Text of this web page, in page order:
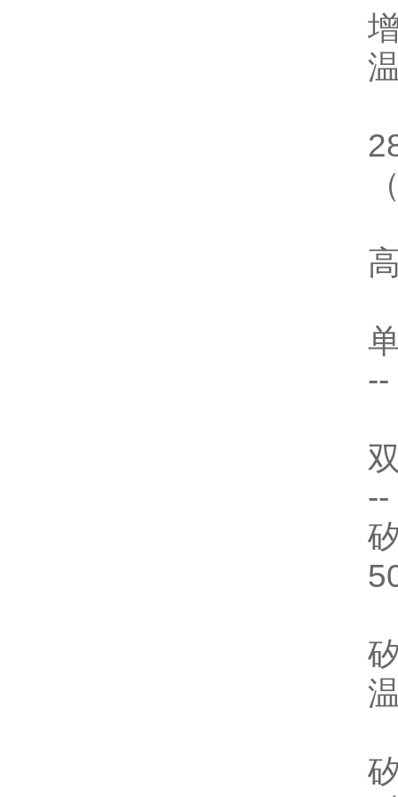
--
--